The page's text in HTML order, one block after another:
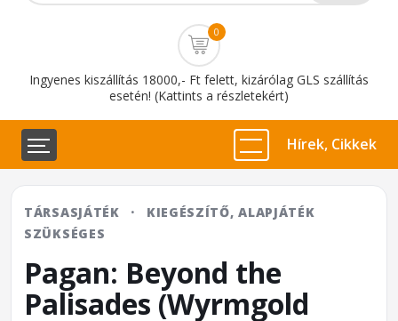
0
Ingyenes kiszállítás 18000,- Ft felett, kizárólag GLS szállítás
esetén! (Kattints a részletekért)
Hírek, Cikkek
TÁRSASJÁTÉK ·
KIEGÉSZÍTŐ, ALAPJÁTÉK
SZÜKSÉGES
Pagan: Beyond the
Palisades (Wyrmgold